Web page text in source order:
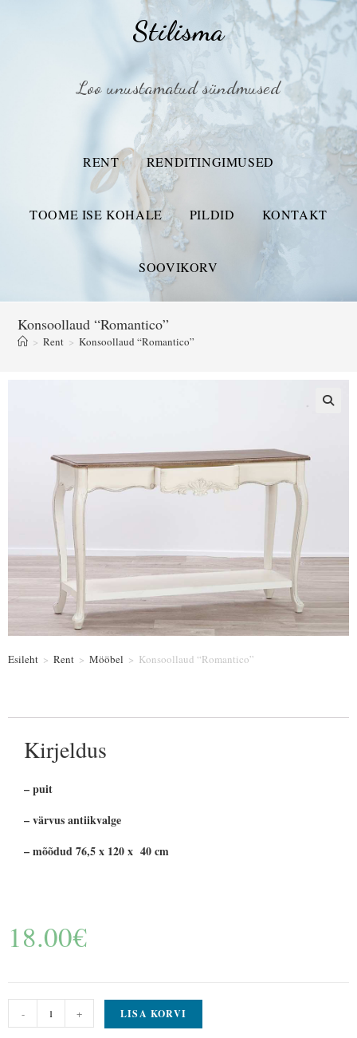
Stilisma
Loo unustamatud sündmused
RENT RENDITINGIMUSED
TOOME ISE KOHALE PILDID KONTAKT
SOOVIKORV
Konsoollaud “Romantico”
> Rent > Konsoollaud “Romantico”
Esileht > Rent > Mööbel > Konsoollaud “Romantico”
Kirjeldus
– puit
– värvus antiikvalge
– mõõdud 76,5 x 120 x 40 cm
18.00€
- + LISA KORVI